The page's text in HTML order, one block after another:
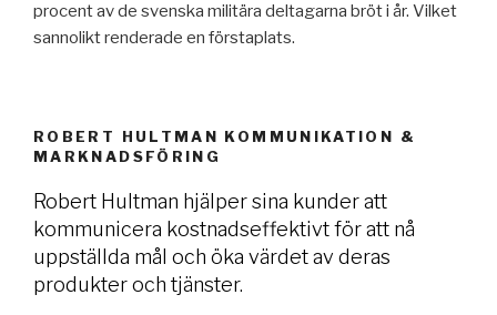
procent av de svenska militära deltagarna bröt i år. Vilket
sannolikt renderade en förstaplats.
ROBERT HULTMAN KOMMUNIKATION &
MARKNADSFÖRING
Robert Hultman hjälper sina kunder att
kommunicera kostnadseffektivt för att nå
uppställda mål och öka värdet av deras
produkter och tjänster.